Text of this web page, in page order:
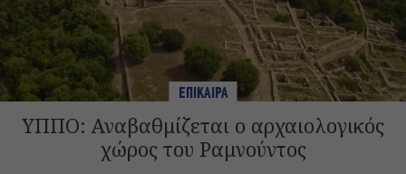
ΕΠΙΚΑΙΡΑ
ΥΠΠΟ: Αναβαθμίζεται ο αρχαιολογικός
χώρος του Ραμνούντος